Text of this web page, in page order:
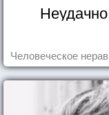
Человеческое